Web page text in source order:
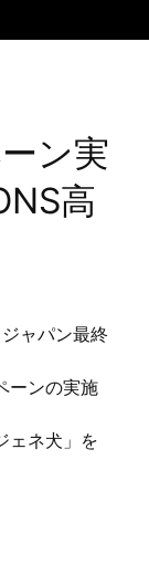
ン実
高
ャパン最終
ーンの実施
ェネ犬」を